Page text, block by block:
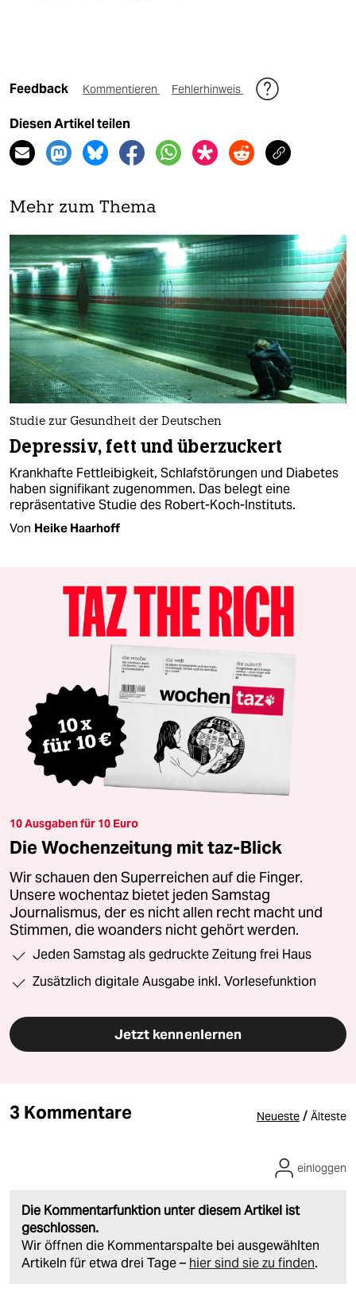
Feedback Kommentieren Fehlerhinweis
Diesen Artikel teilen
Mehr zum Thema
Studie zur Gesundheit der Deutschen
Depressiv, fett und überzuckert
Krankhafte Fettleibigkeit, Schlafstörungen und Diabetes
haben signifikant zugenommen. Das belegt eine
repräsentative Studie des Robert-Koch-Instituts.
Von Heike Haarhoff
10 Ausgaben für 10 Euro
Die Wochenzeitung mit taz-Blick
Wir schauen den Superreichen auf die Finger.
Unsere wochentaz bietet jeden Samstag
Journalismus, der es nicht allen recht macht und
Stimmen, die woanders nicht gehört werden.
Jeden Samstag als gedruckte Zeitung frei Haus
Zusätzlich digitale Ausgabe inkl. Vorlesefunktion
Jetzt kennenlernen
3 Kommentare Neueste / Älteste
Die Kommentarfunktion unter diesem Artikel ist
geschlossen.
Wir öffnen die Kommentarspalte bei ausgewählten
Artikeln für etwa drei Tage – hier sind sie zu finden.
einloggen